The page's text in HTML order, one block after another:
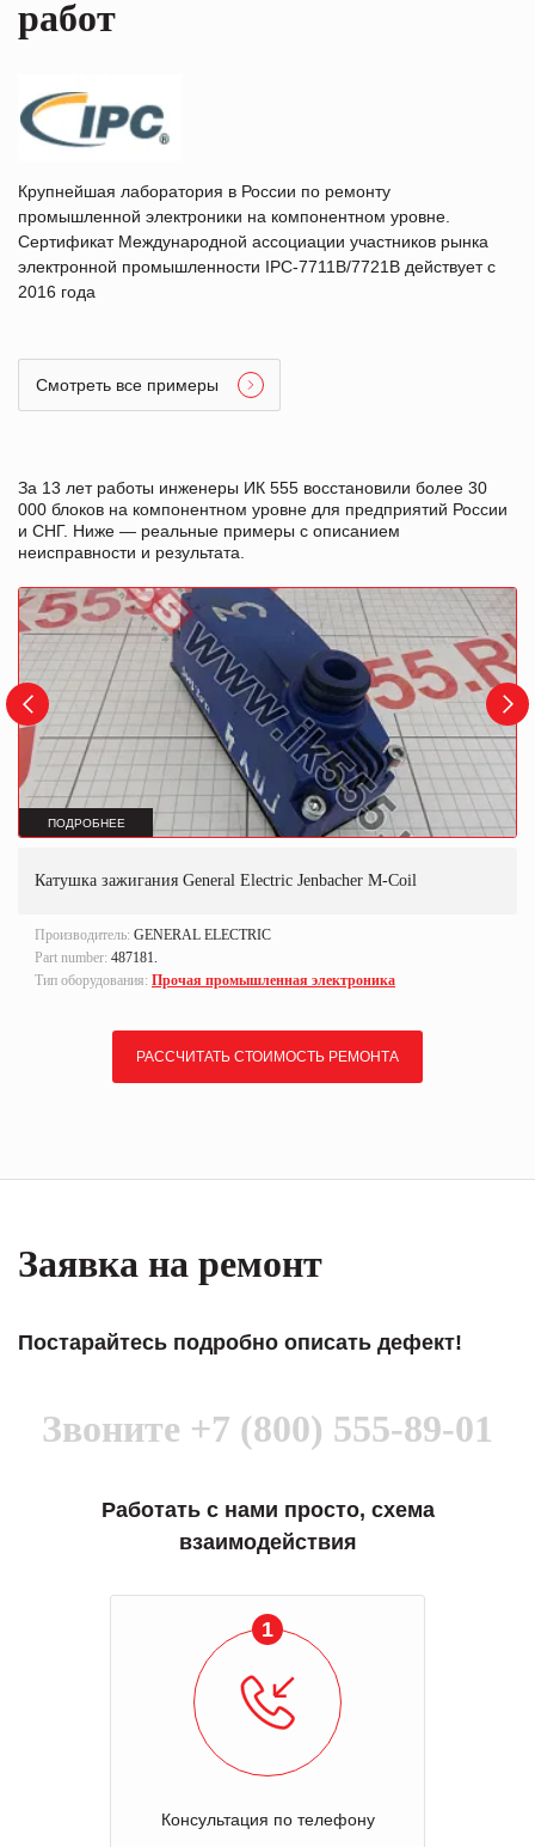
работ
Крупнейшая лаборатория в России по ремонту
промышленной электроники на компонентном уровне.
Сертификат Международной ассоциации участников рынка
электронной промышленности IPC-7711B/7721B действует с
2016 года
Смотреть все примеры
За 13 лет работы инженеры ИК 555 восстановили более 30
000 блоков на компонентном уровне для предприятий России
и СНГ. Ниже — реальные примеры с описанием
неисправности и результата.
ПОДРОБНЕЕ
Катушка зажигания General Electric Jenbacher M-Coil
Производитель: GENERAL ELECTRIC
Part number: 487181.
Тип оборудования: Прочая промышленная электроника
РАССЧИТАТЬ СТОИМОСТЬ РЕМОНТА
Заявка на ремонт
Постарайтесь подробно описать дефект!
Звоните +7 (800) 555-89-01
Работать с нами просто, схема
взаимодействия
1
Консультация по телефону